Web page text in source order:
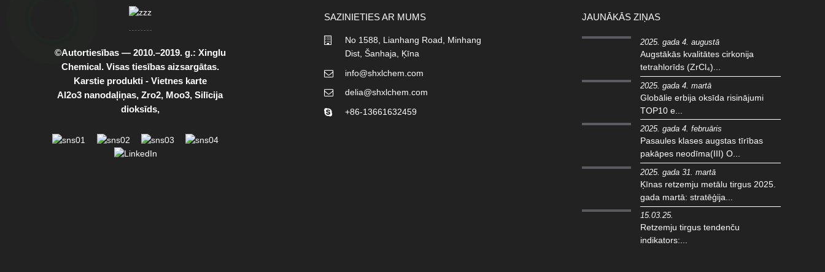
©Autortiesības — 2010.–2019. g.: Xinglu
Chemical. Visas tiesības aizsargātas.
Karstie produkti- Vietnes karte
Al2o3 nanodaļiņas, Zro2, Moo3, Silīcija
dioksīds,
SAZINIETIES AR MUMS
No 1588, Lianhang Road, Minhang
Dist, Šanhaja, Ķīna
info@shxlchem.com
delia@shxlchem.com
+86-13661632459
JAUNĀKĀS ZIŅAS
2025. gada 4. augustā
Augstākās kvalitātes cirkonija
tetrahlorīds (ZrCl₄)...
2025. gada 4. martā
Globālie erbija oksīda risinājumi
TOP10 e...
2025. gada 4. februāris
Pasaules klases augstas tīrības
pakāpes neodīma(III) O...
2025. gada 31. martā
Ķīnas retzemju metālu tirgus 2025.
gada martā: stratēģija...
15.03.25.
Retzemju tirgus tendenču
indikators:...